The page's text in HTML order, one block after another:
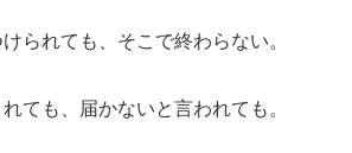
られても、そこで終わらない。
ても、届かないと言われても。